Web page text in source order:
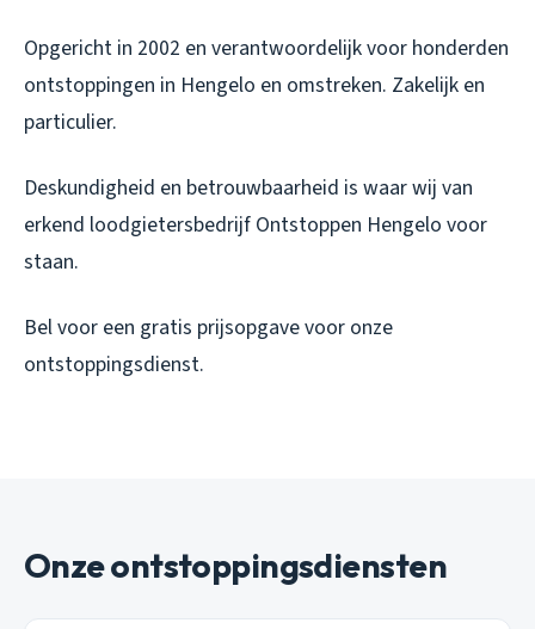
Opgericht in 2002 en verantwoordelijk voor honderden
ontstoppingen in Hengelo en omstreken. Zakelijk en
particulier.
Deskundigheid en betrouwbaarheid is waar wij van
erkend loodgietersbedrijf Ontstoppen Hengelo voor
staan.
Bel voor een gratis prijsopgave voor onze
ontstoppingsdienst.
Onze ontstoppingsdiensten